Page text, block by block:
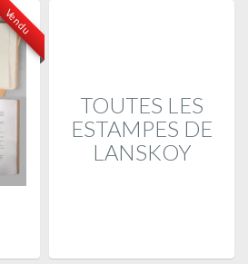
Vendu
TOUTES LES
ESTAMPES DE
LANSKOY